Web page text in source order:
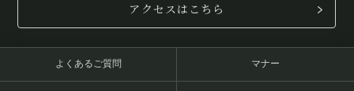
アクセスはこちら
よくあるご質問 マナー